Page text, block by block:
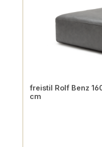
freistil Rolf Benz
cm